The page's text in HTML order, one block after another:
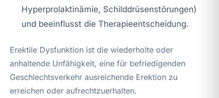
Hyperprolaktinämie, Schilddrüsenstörungen)
und beeinflusst die Therapieentscheidung.
Erektile Dysfunktion ist die wiederholte oder
anhaltende Unfähigkeit, eine für befriedigenden
Geschlechtsverkehr ausreichende Erektion zu
erreichen oder aufrechtzuerhalten.